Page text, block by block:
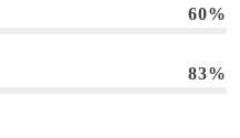
60%
83%